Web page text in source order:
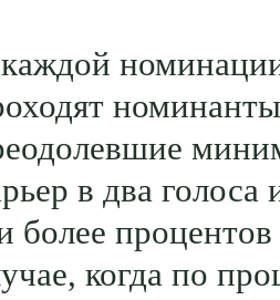
в два
более
когда по